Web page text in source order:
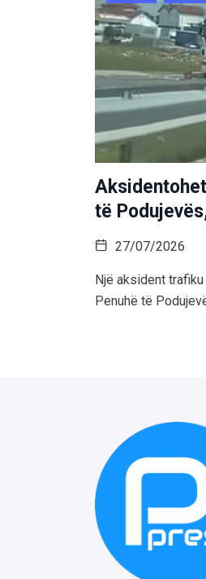
të
27/07/2026
Një aksident
Penuhë të